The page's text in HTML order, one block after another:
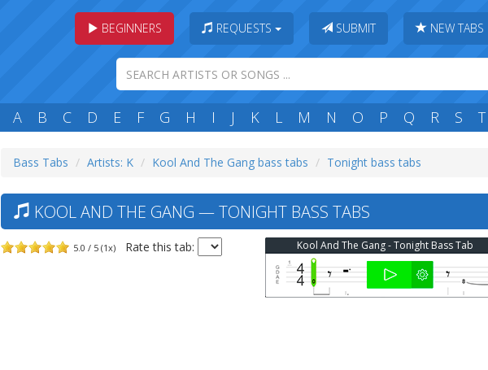
BEGINNERS REQUESTS SUBMIT NEW TABS
A B C D E F G H I J K L M N O P Q R S T
Bass Tabs Artists: K Kool And The Gang bass tabs Tonight bass tabs
KOOL AND THE GANG — TONIGHT BASS TABS
5.0 / 5 (1x) Rate this tab: Kool And The Gang - Tonight Bass Tab